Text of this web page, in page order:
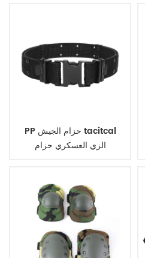
PP حزام الجيش tacitcal
الزي العسكري حزام